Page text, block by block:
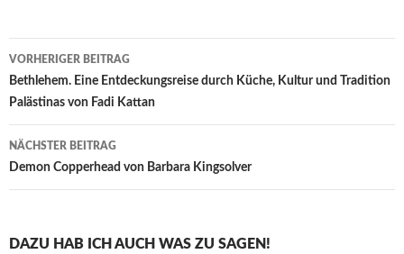
Beitragsnavigation
VORHERIGER BEITRAG
Bethlehem. Eine Entdeckungsreise durch Küche, Kultur und Tradition
Palästinas von Fadi Kattan
NÄCHSTER BEITRAG
Demon Copperhead von Barbara Kingsolver
DAZU HAB ICH AUCH WAS ZU SAGEN!